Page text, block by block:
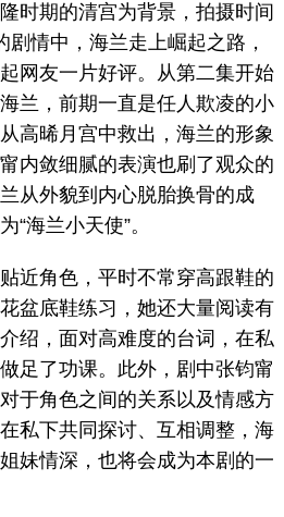
期的清宫为背景，拍摄时间
情中，海兰走上崛起之路，
网友一片好评。从第二集开始
兰，前期一直是任人欺凌的小
高晞月宫中救出，海兰的形象
内敛细腻的表演也刷了观众的
从外貌到内心脱胎换骨的成
“海兰小天使”。
角色，平时不常穿高跟鞋的
盆底鞋练习，她还大量阅读有
绍，面对高难度的台词，在私
足了功课。此外，剧中张钧甯
于角色之间的关系以及情感方
私下共同探讨、互相调整，海
妹情深，也将会成为本剧的一